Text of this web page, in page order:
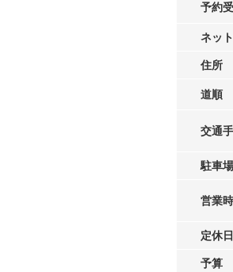
予約
ネッ
住所
道順
交通
駐車場
営業
定休日
予算